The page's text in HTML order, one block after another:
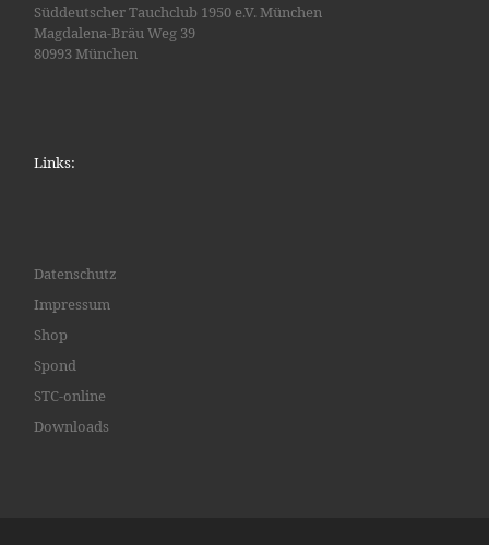
Süddeutscher Tauchclub 1950 e.V. München
Magdalena-Bräu Weg 39
80993 München
Links:
Datenschutz
Impressum
Shop
Spond
STC-online
Downloads